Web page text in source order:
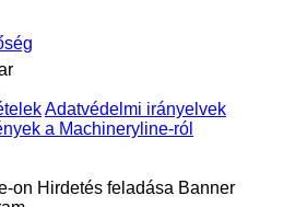
Adatvédelmi irányelvek
a Machineryline-ról
on Hirdetés feladása Banner